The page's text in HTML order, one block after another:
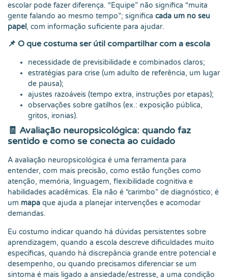
escolar pode fazer diferença. “Equipe” não significa “muita
gente falando ao mesmo tempo”; significa cada um no seu
papel, com informação suficiente para ajudar.
📌 O que costuma ser útil compartilhar com a escola
necessidade de previsibilidade e combinados claros;
estratégias para crise (um adulto de referência, um lugar
de pausa);
ajustes razoáveis (tempo extra, instruções por etapas);
observações sobre gatilhos (ex.: exposição pública,
gritos, ironias).
🧾 Avaliação neuropsicológica: quando faz
sentido e como se conecta ao cuidado
A avaliação neuropsicológica é uma ferramenta para
entender, com mais precisão, como estão funções como
atenção, memória, linguagem, flexibilidade cognitiva e
habilidades acadêmicas. Ela não é “carimbo” de diagnóstico; é
um mapa que ajuda a planejar intervenções e acomodar
demandas.
Eu costumo indicar quando há dúvidas persistentes sobre
aprendizagem, quando a escola descreve dificuldades muito
específicas, quando há discrepância grande entre potencial e
desempenho, ou quando precisamos diferenciar se um
sintoma é mais ligado a ansiedade/estresse, a uma condição